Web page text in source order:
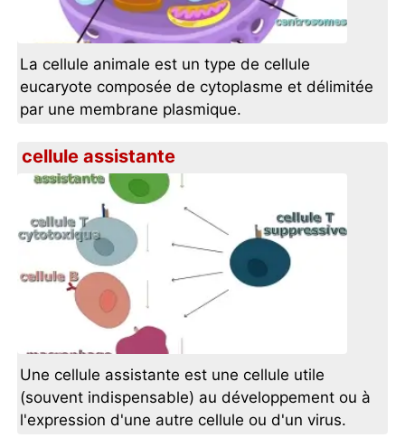
La cellule animale est un type de cellule
eucaryote composée de cytoplasme et délimitée
par une membrane plasmique.
cellule assistante
Une cellule assistante est une cellule utile
(souvent indispensable) au développement ou à
l'expression d'une autre cellule ou d'un virus.